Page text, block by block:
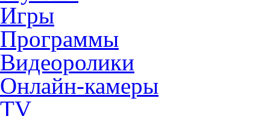
Игры
Программы
Видеоролики
Онлайн-камеры
TV